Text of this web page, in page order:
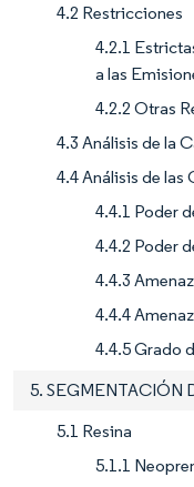
4.2 Restricciones
4.2.1
a las
4.2.2 Otras
4.3 Análisis de la
4.4 Análisis de las
4.4.1 Poder
4.4.2 Poder
4.4.3
4.4.4
4.4.5 Grado
5. SEGMENTACIÓN
5.1 Resina
5.1.1